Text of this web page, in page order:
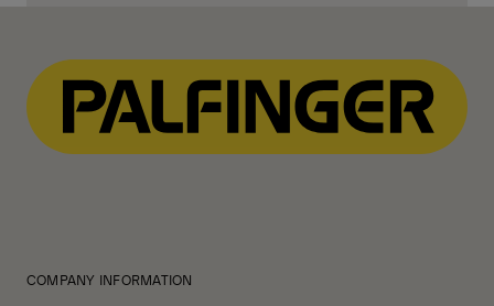
COMPANY INFORMATION